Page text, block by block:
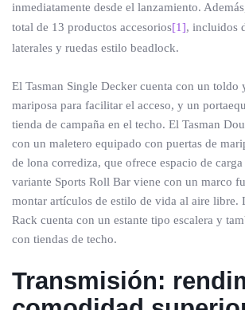
inmediatamente desde el lanzamiento.
total de 13 productos accesorios[1], incluidos
laterales y ruedas estilo beadlock.
El Tasman Single Decker cuenta con un toldo
mariposa para facilitar el acceso, y un
tienda de campaña en el techo. El Tasman
con un maletero equipado con puertas de
de lona corrediza, que ofrece espacio de
variante Sports Roll Bar viene con un marco
montar artículos de estilo de vida al aire libre.
Rack cuenta con un estante tipo escalera y
con tiendas de techo.
Transmisión: